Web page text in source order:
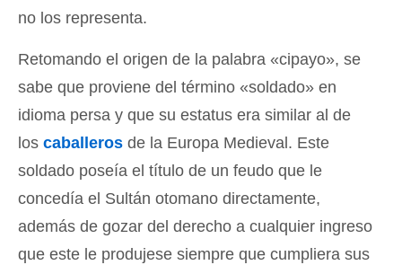
no los representa.
Retomando el origen de la palabra «cipayo», se
sabe que proviene del término «soldado» en
idioma persa y que su estatus era similar al de
los caballeros de la Europa Medieval. Este
soldado poseía el título de un feudo que le
concedía el Sultán otomano directamente,
además de gozar del derecho a cualquier ingreso
que este le produjese siempre que cumpliera sus